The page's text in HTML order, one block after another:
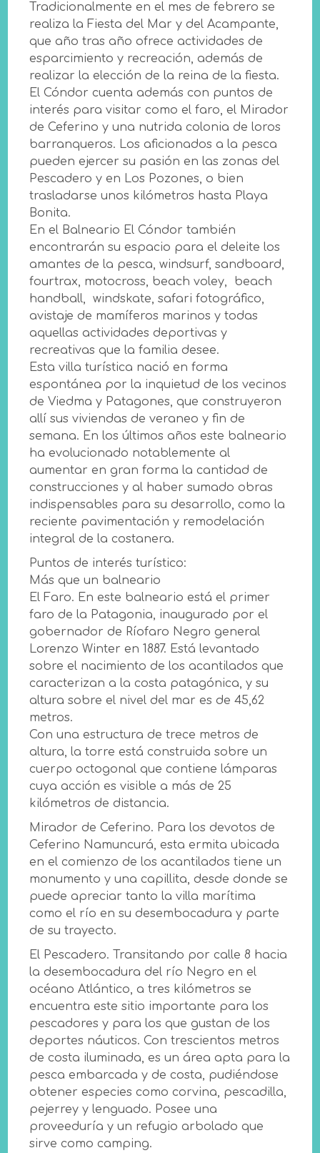
Tradicionalmente en el mes de febrero se
realiza la Fiesta del Mar y del Acampante,
que año tras año ofrece actividades de
esparcimiento y recreación, además de
realizar la elección de la reina de la fiesta.
El Cóndor cuenta además con puntos de
interés para visitar como el faro, el Mirador
de Ceferino y una nutrida colonia de loros
barranqueros. Los aficionados a la pesca
pueden ejercer su pasión en las zonas del
Pescadero y en Los Pozones, o bien
trasladarse unos kilómetros hasta Playa
Bonita.
En el Balneario El Cóndor también
encontrarán su espacio para el deleite los
amantes de la pesca, windsurf, sandboard,
fourtrax, motocross, beach voley, beach
handball, windskate, safari fotográfico,
avistaje de mamíferos marinos y todas
aquellas actividades deportivas y
recreativas que la familia desee.
Esta villa turística nació en forma
espontánea por la inquietud de los vecinos
de Viedma y Patagones, que construyeron
allí sus viviendas de veraneo y fin de
semana. En los últimos años este balneario
ha evolucionado notablemente al
aumentar en gran forma la cantidad de
construcciones y al haber sumado obras
indispensables para su desarrollo, como la
reciente pavimentación y remodelación
integral de la costanera.
Puntos de interés turístico:
Más que un balneario
El Faro. En este balneario está el primer
faro de la Patagonia, inaugurado por el
gobernador de Ríofaro Negro general
Lorenzo Winter en 1887. Está levantado
sobre el nacimiento de los acantilados que
caracterizan a la costa patagónica, y su
altura sobre el nivel del mar es de 45,62
metros.
Con una estructura de trece metros de
altura, la torre está construida sobre un
cuerpo octogonal que contiene lámparas
cuya acción es visible a más de 25
kilómetros de distancia.
Mirador de Ceferino. Para los devotos de
Ceferino Namuncurá, esta ermita ubicada
en el comienzo de los acantilados tiene un
monumento y una capillita, desde donde se
puede apreciar tanto la villa marítima
como el río en su desembocadura y parte
de su trayecto.
El Pescadero. Transitando por calle 8 hacia
la desembocadura del río Negro en el
océano Atlántico, a tres kilómetros se
encuentra este sitio importante para los
pescadores y para los que gustan de los
deportes náuticos. Con trescientos metros
de costa iluminada, es un área apta para la
pesca embarcada y de costa, pudiéndose
obtener especies como corvina, pescadilla,
pejerrey y lenguado. Posee una
proveeduría y un refugio arbolado que
sirve como camping.